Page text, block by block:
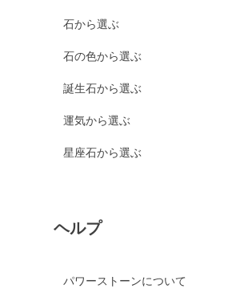
石から選ぶ
石の色から選ぶ
誕生石から選ぶ
運気から選ぶ
星座石から選ぶ
ヘルプ
パワーストーンについて